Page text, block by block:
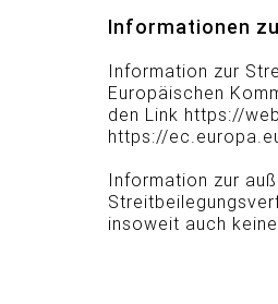
Informationen
Information zur
Europäischen
den Link https://
https://
Information zur
insoweit auch